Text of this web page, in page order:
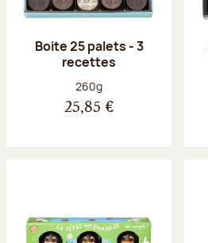
Boite 25 palets - 3
recettes
Poids net :
260g
25,85 €